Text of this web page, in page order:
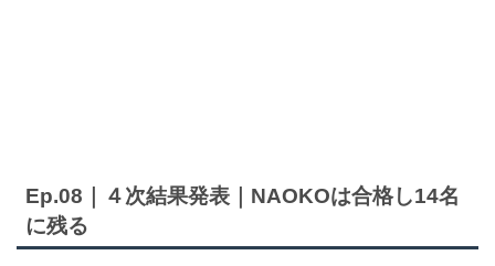
Ep.08｜４次結果発表｜NAOKOは合格し14名
に残る